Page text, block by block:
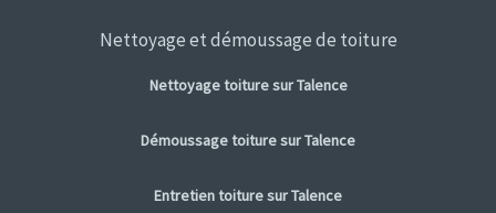
Nettoyage et démoussage de toiture
Nettoyage toiture sur Talence
Démoussage toiture sur Talence
Entretien toiture sur Talence